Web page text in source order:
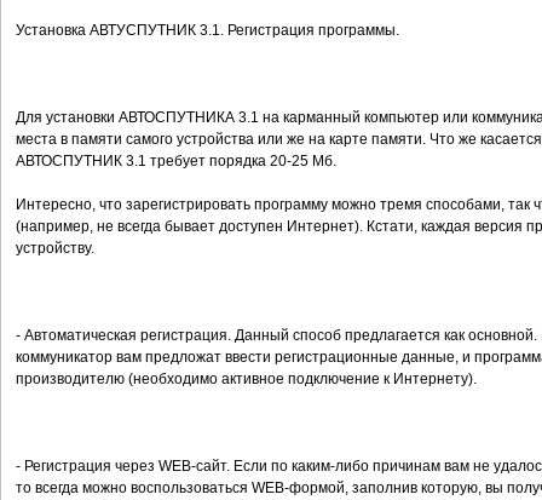
Установка АВТУСПУТНИК 3.1. Регистрация программы.
Для установки АВТОСПУТНИКА 3.1 на карманный компьютер или
места в памяти самого устройства или же на карте памяти. Что же
АВТОСПУТНИК 3.1 требует порядка 20-25 Мб.
Интересно, что зарегистрировать программу можно тремя способами, так
(например, не всегда бывает доступен Интернет). Кстати, каждая версия
устройству.
- Автоматическая регистрация. Данный способ предлагается как
коммуникатор вам предложат ввести регистрационные данные, и
производителю (необходимо активное подключение к Интернету).
- Регистрация через WEB-сайт. Если по каким-либо причинам вам не
то всегда можно воспользоваться WEB-формой, заполнив которую, вы